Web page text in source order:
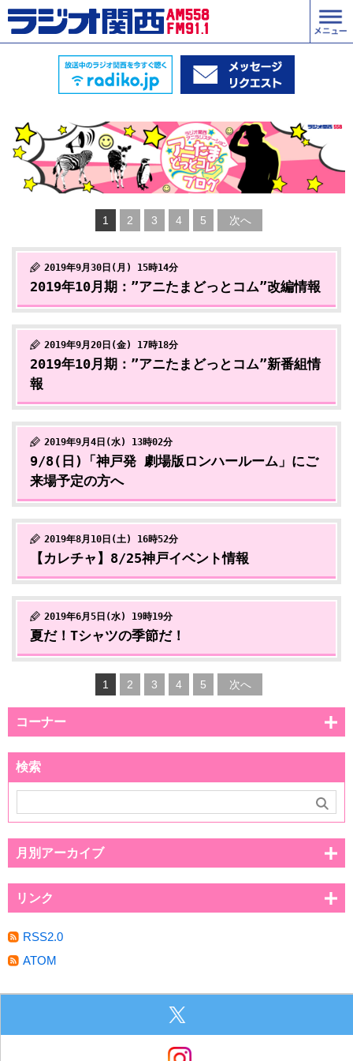
1 2 3 4 5 次へ
2019年9月30日(月) 15時14分
2019年10月期：”アニたまどっとコム”改編情報
2019年9月20日(金) 17時18分
2019年10月期：”アニたまどっとコム”新番組情
報
2019年9月4日(水) 13時02分
9/8(日)「神戸発 劇場版ロンハールーム」にご
来場予定の方へ
2019年8月10日(土) 16時52分
【カレチャ】8/25神戸イベント情報
2019年6月5日(水) 19時19分
夏だ！Tシャツの季節だ！
1 2 3 4 5 次へ
コーナー
検索
月別アーカイブ
リンク
RSS2.0
ATOM